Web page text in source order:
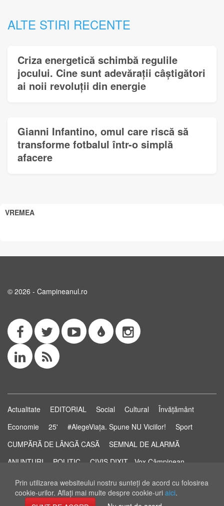
Prin utilizarea websiteului nostru sunteţi de acord cu folosirea
cookie-urilor. Aflaţi mai multe despre cookie-uri aici.
ALTE STIRI RECENTE
Criza energetică schimbă regulile
jocului. Cine sunt adevărații câștigători
ai noii revoluții din energie
Gianni Infantino, omul care riscă să
transforme fotbalul într-o simplă
afacere
VREMEA
© 2026 - Campineanul.ro
Actualitate EDITORIAL Social Cultural
Învățământ
Economie
25' #AlegeViața. Spune NU Viciilor!
Sport
CUMPĂRĂ DE LÂNGĂ CASĂ
SEMNAL DE ALARMĂ
ANUNȚURI
POLITIC
CIVIS DIXIT - Vox Câmpinean
Știri...să știi!
Pastila de Sănătate
STUDIO ELECTORAL
RSS Feed